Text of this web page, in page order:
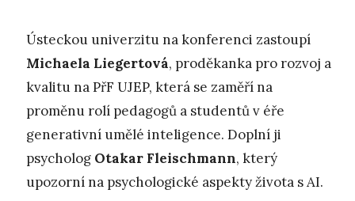
Ústeckou univerzitu na konferenci zastoupí
Michaela Liegertová, proděkanka pro rozvoj a
kvalitu na PřF UJEP, která se zaměří na
proměnu rolí pedagogů a studentů v éře
generativní umělé inteligence. Doplní ji
psycholog Otakar Fleischmann, který
upozorní na psychologické aspekty života s AI.